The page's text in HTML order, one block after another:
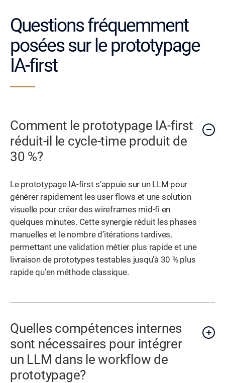
Questions fréquemment
posées sur le prototypage
IA-first
Comment le prototypage IA-first
réduit-il le cycle-time produit de
30 %?
Le prototypage IA-first s’appuie sur un LLM pour
générer rapidement les user flows et une solution
visuelle pour créer des wireframes mid-fi en
quelques minutes. Cette synergie réduit les phases
manuelles et le nombre d’itérations tardives,
permettant une validation métier plus rapide et une
livraison de prototypes testables jusqu’à 30 % plus
rapide qu’en méthode classique.
Quelles compétences internes
sont nécessaires pour intégrer
un LLM dans le workflow de
prototypage?